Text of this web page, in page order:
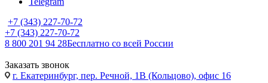
+7 (343) 227-70-72
+7 (343) 227-70-72
8 800 201 94 28Бесплатно со всей России
Заказать звонок
г. Екатеринбург, пер. Речной, 1В (Кольцово), офис 16